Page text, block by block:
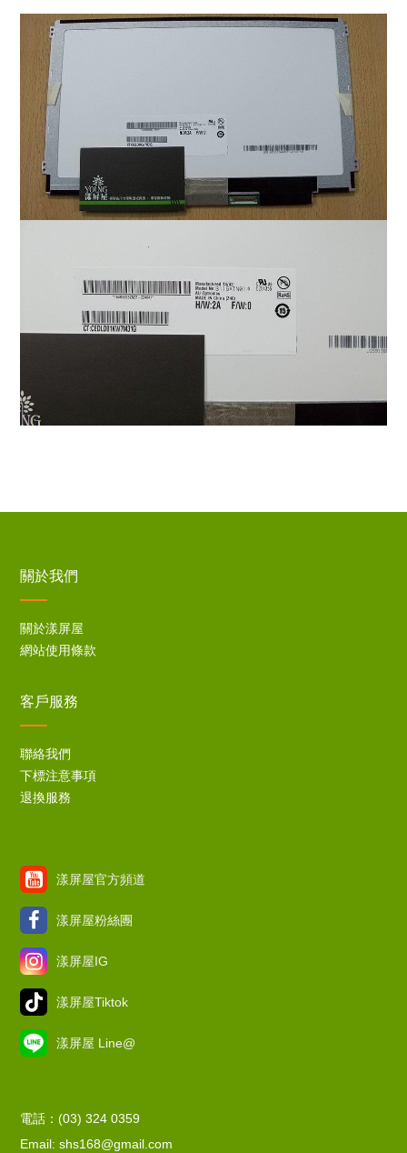
關於我們
關於漾屏屋
網站使用條款
客戶服務
聯絡我們
下標注意事項
退換服務
漾屏屋官方頻道
漾屏屋粉絲團
漾屏屋IG
漾屏屋Tiktok
漾屏屋 Line@
電話：(03) 324 0359
Email: shs168@gmail.com